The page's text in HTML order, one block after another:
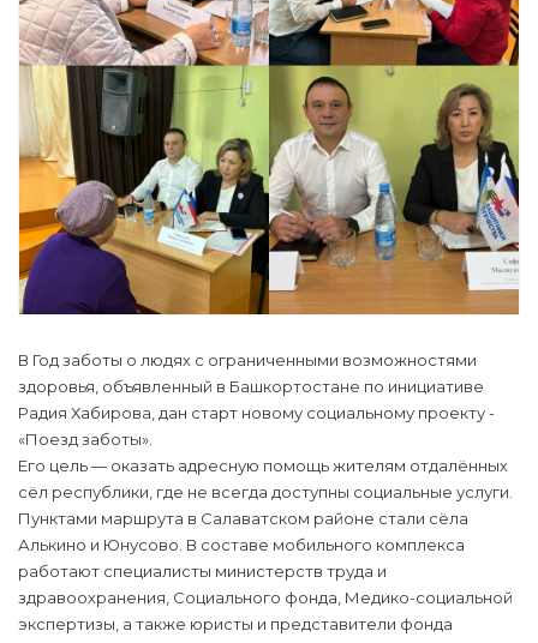
В Год заботы о людях с ограниченными возможностями
здоровья, объявленный в Башкортостане по инициативе
Радия Хабирова, дан старт новому социальному проекту -
«Поезд заботы».
Его цель — оказать адресную помощь жителям отдалённых
сёл республики, где не всегда доступны социальные услуги.
Пунктами маршрута в Салаватском районе стали сёла
Алькино и Юнусово. В составе мобильного комплекса
работают специалисты министерств труда и
здравоохранения, Социального фонда, Медико-социальной
экспертизы, а также юристы и представители фонда